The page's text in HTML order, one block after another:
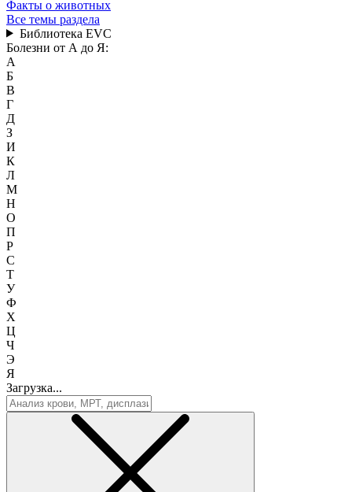
Факты о животных
Все темы раздела
Библиотека EVC
Болезни от А до Я:
А
Б
В
Г
Д
З
И
К
Л
М
Н
О
П
Р
С
Т
У
Ф
Х
Ц
Ч
Э
Я
Загрузка...